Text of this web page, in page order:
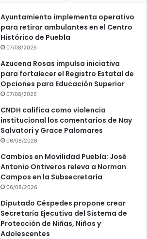
Ayuntamiento implementa operativo
para retirar ambulantes en el Centro
Histórico de Puebla
07/08/2026
Azucena Rosas impulsa iniciativa
para fortalecer el Registro Estatal de
Opciones para Educación Superior
07/08/2026
CNDH califica como violencia
institucional los comentarios de Nay
Salvatori y Grace Palomares
06/08/2026
Cambios en Movilidad Puebla: José
Antonio Ontiveros releva a Norman
Campos en la Subsecretaría
06/08/2026
Diputado Céspedes propone crear
Secretaría Ejecutiva del Sistema de
Protección de Niñas, Niños y
Adolescentes